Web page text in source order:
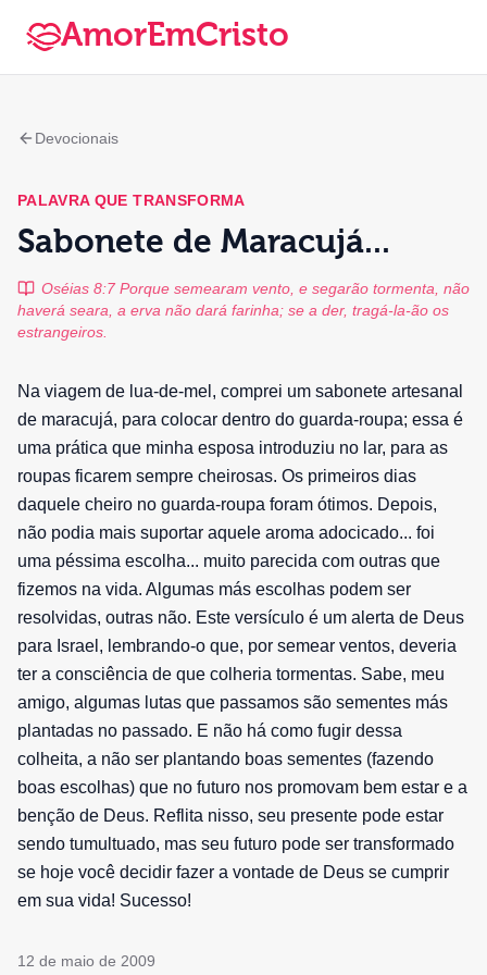
AmorEmCristo
Devocionais
PALAVRA QUE TRANSFORMA
Sabonete de Maracujá...
Oséias 8:7 Porque semearam vento, e segarão tormenta, não
haverá seara, a erva não dará farinha; se a der, tragá-la-ão os
estrangeiros.
Na viagem de lua-de-mel, comprei um sabonete artesanal
de maracujá, para colocar dentro do guarda-roupa; essa é
uma prática que minha esposa introduziu no lar, para as
roupas ficarem sempre cheirosas. Os primeiros dias
daquele cheiro no guarda-roupa foram ótimos. Depois,
não podia mais suportar aquele aroma adocicado... foi
uma péssima escolha... muito parecida com outras que
fizemos na vida. Algumas más escolhas podem ser
resolvidas, outras não. Este versículo é um alerta de Deus
para Israel, lembrando-o que, por semear ventos, deveria
ter a consciência de que colheria tormentas. Sabe, meu
amigo, algumas lutas que passamos são sementes más
plantadas no passado. E não há como fugir dessa
colheita, a não ser plantando boas sementes (fazendo
boas escolhas) que no futuro nos promovam bem estar e a
benção de Deus. Reflita nisso, seu presente pode estar
sendo tumultuado, mas seu futuro pode ser transformado
se hoje você decidir fazer a vontade de Deus se cumprir
em sua vida! Sucesso!
12 de maio de 2009